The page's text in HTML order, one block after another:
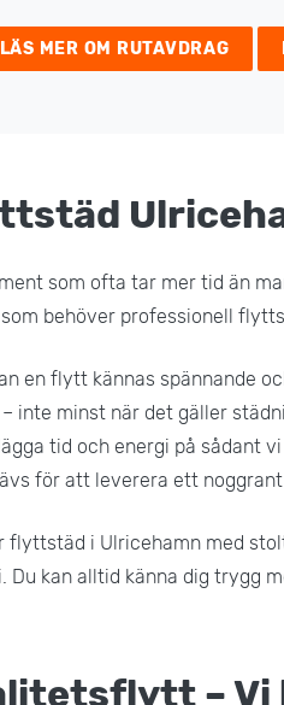
LÄS MER OM RUTAVDRAG
som ofta tar mer tid än
behöver professionell
en flytt kännas spännande
inte minst när det gäller
tid och energi på sådant
för att leverera ett
flyttstäd i Ulricehamn med
Du kan alltid känna dig trygg
– Vi